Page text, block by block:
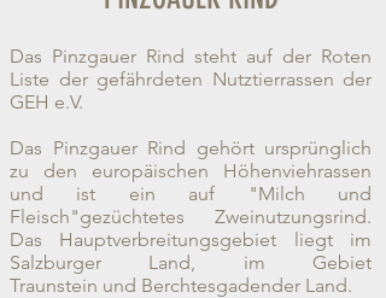
Das Pinzgauer Rind steht auf der Roten
Liste der gefährdeten Nutztierrassen der
GEH e.V.
Das Pinzgauer Rind gehört ursprünglich
zu den europäischen Höhenviehrassen
und ist ein auf "Milch und
Fleisch"gezüchtetes Zweinutzungsrind.
Das Hauptverbreitungsgebiet liegt im
Salzburger Land, im Gebiet
Traunstein und Berchtesgadender Land.